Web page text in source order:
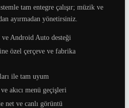
tam entegre çalışır; müzik ve
ayırmadan yönetirsiniz.
Android Auto desteği
özel çerçeve ve fabrika
ile tam uyum
akıcı menü geçişleri
net ve canlı görüntü